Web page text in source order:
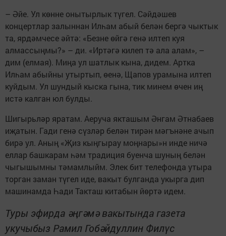
– Әйе. Ул көнне онытырлык түгел. Сәйдәшев
концертлар залыннан Илһам абый белән бергә чыктык
та, ярдәмчесе әйтә: «Безне өйгә генә илтеп куя
алмассыңмы?» – ди. «Иртәгә килеп тә ала алам», –
дим (елмая). Миңа ул шатлык кына, дидем. Артка
Илһам абыйны утыртып, өенә, Щапов урамына илтеп
куйдым. Ул шундый кыска гына, тик минем өчен иң
истә калган юл булды.
Шигырьләр яратам. Аеруча якташым Әнгам Әтнабаев
иҗатын. Гади генә сүзләр белән тирән мәгънәне ачып
бирә ул. Аның «Җиз кыңгырау моңнары»н инде ничә
еллар башкарам һәм традиция буенча шуның белән
чыгышымны тәмамлыйм. Элек бит телефонда утыра
торган заман түгел иде, вакыт булганда укырга дип
машинамда Һади Такташ китабын йөртә идем.
Туры эфирда әңгәмә вакытында газета
укучыбыз Рамил Гобәйдуллин Филүс